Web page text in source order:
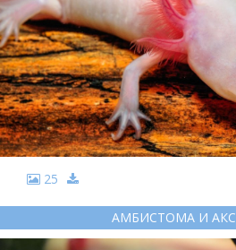
25
АМБИСТОМА И